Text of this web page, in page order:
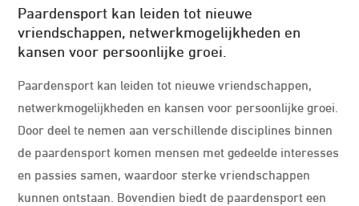
Paardensport kan leiden tot nieuwe
vriendschappen, netwerkmogelijkheden en
kansen voor persoonlijke groei.
Paardensport kan leiden tot nieuwe vriendschappen,
netwerkmogelijkheden en kansen voor persoonlijke groei.
Door deel te nemen aan verschillende disciplines binnen
de paardensport komen mensen met gedeelde interesses
en passies samen, waardoor sterke vriendschappen
kunnen ontstaan. Bovendien biedt de paardensport een